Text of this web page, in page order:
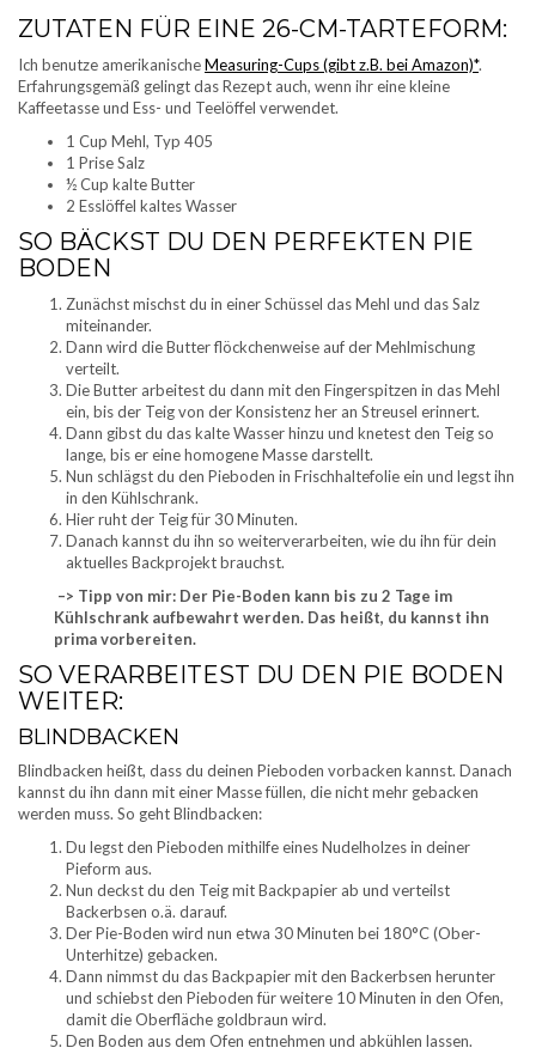
ZUTATEN FÜR EINE 26-CM-TARTEFORM:
Ich benutze amerikanischeMeasuring-Cups (gibt z.B. bei Amazon)*.
Erfahrungsgemäß gelingt das Rezept auch, wenn ihr eine kleine
Kaffeetasse und Ess- und Teelöffel verwendet.
1 Cup Mehl, Typ 405
1 Prise Salz
½ Cup kalte Butter
2 Esslöffel kaltes Wasser
SO BÄCKST DU DEN PERFEKTEN PIE
BODEN
Zunächst mischst du in einer Schüssel das Mehl und das Salz
miteinander.
Dann wird die Butter flöckchenweise auf der Mehlmischung
verteilt.
Die Butter arbeitest du dann mit den Fingerspitzen in das Mehl
ein, bis der Teig von der Konsistenz her an Streusel erinnert.
Dann gibst du das kalte Wasser hinzu und knetest den Teig so
lange, bis er eine homogene Masse darstellt.
Nun schlägst du den Pieboden in Frischhaltefolie ein und legst ihn
in den Kühlschrank.
Hier ruht der Teig für 30 Minuten.
Danach kannst du ihn so weiterverarbeiten, wie du ihn für dein
aktuelles Backprojekt brauchst.
–> Tipp von mir: Der Pie-Boden kann bis zu 2 Tage im
Kühlschrank aufbewahrt werden. Das heißt, du kannst ihn
prima vorbereiten.
SO VERARBEITEST DU DEN PIE BODEN
WEITER:
BLINDBACKEN
Blindbacken heißt, dass du deinen Pieboden vorbacken kannst. Danach
kannst du ihn dann mit einer Masse füllen, die nicht mehr gebacken
werden muss. So geht Blindbacken:
Du legst den Pieboden mithilfe eines Nudelholzes in deiner
Pieform aus.
Nun deckst du den Teig mit Backpapier ab und verteilst
Backerbsen o.ä. darauf.
Der Pie-Boden wird nun etwa 30 Minuten bei 180°C (Ober-
Unterhitze) gebacken.
Dann nimmst du das Backpapier mit den Backerbsen herunter
und schiebst den Pieboden für weitere 10 Minuten in den Ofen,
damit die Oberfläche goldbraun wird.
Den Boden aus dem Ofen entnehmen und abkühlen lassen.